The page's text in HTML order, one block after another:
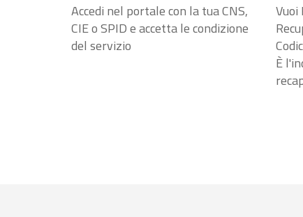
Accedi nel portale con la tua CNS,
CIE o SPID e accetta le condizione
del servizio
Vuoi
È